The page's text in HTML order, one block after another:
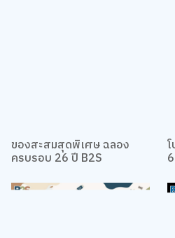
ของสะสมสุดพิเศษ ฉลอง
ครบรอบ 26 ปี B2S